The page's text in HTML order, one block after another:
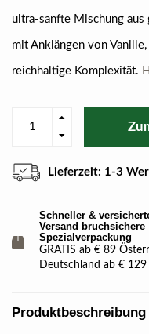
ultra-sanfte Mischung
mit Anklängen von
reichhaltige Komplexität.
Lieferzeit: 1-3
Schneller &
Versand bruchsichere
Spezialverpackung
GRATIS ab € 89
Deutschland ab € 129
Produktbeschreibung